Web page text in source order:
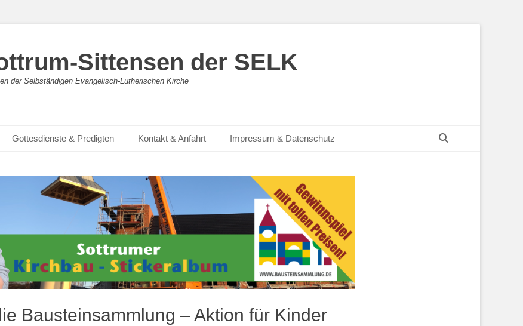
Sittensen der SELK
der Selbständigen Evangelisch-Lutherischen Kirche
Gottesdienste & Predigten Kontakt & Anfahrt Impressum & Datenschutz
Bausteinsammlung – Aktion für Kinder